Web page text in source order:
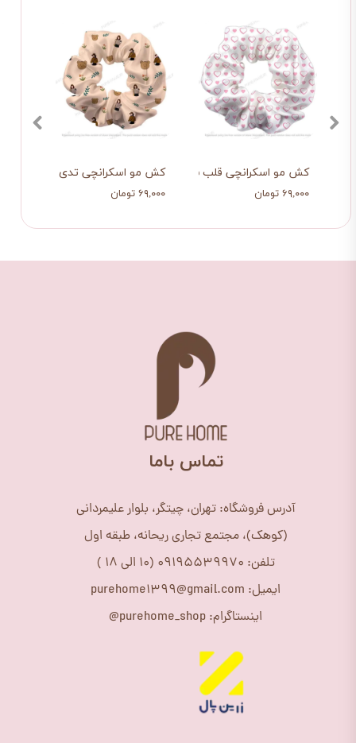
کش مو اسکرانچی تدی و دخترک
۶۹,۰۰۰ تومان
کش مو اسکرانچی قلب شفاف
۶۹,۰۰۰ تومان
​تماس باما
آدرس فروشگاه: تهران، چیتگر، بلوار علیمردانی
(کوهک)، مجتمع تجاری ریحانه، طبقه اول
تلفن: 09195539970 (10 الی 18 )
ایمیل: purehome1399@gmail.com
اینستاگرام: purehome_shop@